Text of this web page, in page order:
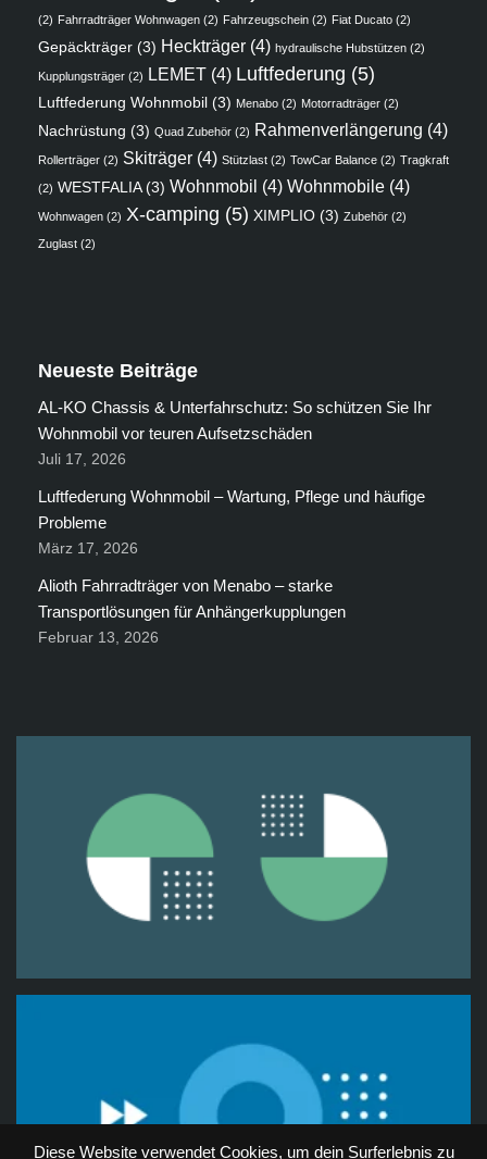
Diese Website verwendet Cookies, um dein Surferlebnis zu
(2) Fahrradträger Wohnwagen (2) Fahrzeugschein (2) Fiat Ducato (2)
Gepäckträger (3) Heckträger (4) hydraulische Hubstützen (2)
Kupplungsträger (2) LEMET (4) Luftfederung (5)
Luftfederung Wohnmobil (3) Menabo (2) Motorradträger (2)
Nachrüstung (3) Quad Zubehör (2) Rahmenverlängerung (4)
Rollerträger (2) Skiträger (4) Stützlast (2) TowCar Balance (2) Tragkraft
(2) WESTFALIA(3) Wohnmobil (4) Wohnmobile (4)
Wohnwagen (2) X-camping (5) XIMPLIO (3) Zubehör (2)
Zuglast (2)
Neueste Beiträge
AL-KO Chassis & Unterfahrschutz: So schützen Sie Ihr
Wohnmobil vor teuren Aufsetzschäden
Juli 17, 2026
Luftfederung Wohnmobil – Wartung, Pflege und häufige
Probleme
März 17, 2026
Alioth Fahrradträger von Menabo – starke
Transportlösungen für Anhängerkupplungen
Februar 13, 2026